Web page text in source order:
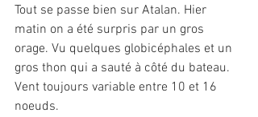
Tout se passe bien sur Atalan. Hier
matin on a été surpris par un gros
orage. Vu quelques globicéphales et un
gros thon qui a sauté à côté du bateau.
Vent toujours variable entre 10 et 16
noeuds.